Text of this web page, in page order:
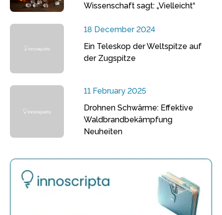
Wissenschaft sagt: „Vielleicht“
18 December 2024
Ein Teleskop der Weltspitze auf
der Zugspitze
11 February 2025
Drohnen Schwärme: Effektive
Waldbrandbekämpfung
Neuheiten